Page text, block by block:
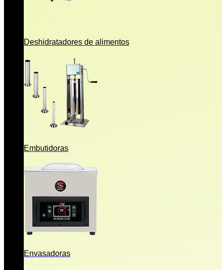
Deshidratadores de alimentos
Embutidoras
Envasadoras